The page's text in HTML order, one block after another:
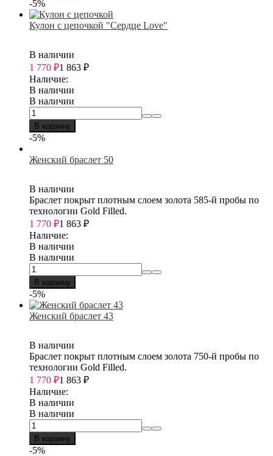
-5%
Кулон с цепочкой "Сердце Love"
В наличии
1 770 ₽1 863 ₽
Наличие:
В наличии
В наличии
В корзину
-5%
Женский браслет 50
В наличии
Браслет покрыт плотным слоем золота 585-й пробы по
технологии Gold Filled.
1 770 ₽1 863 ₽
Наличие:
В наличии
В наличии
В корзину
-5%
Женский браслет 43
В наличии
Браслет покрыт плотным слоем золота 750-й пробы по
технологии Gold Filled.
1 770 ₽1 863 ₽
Наличие:
В наличии
В наличии
В корзину
-5%